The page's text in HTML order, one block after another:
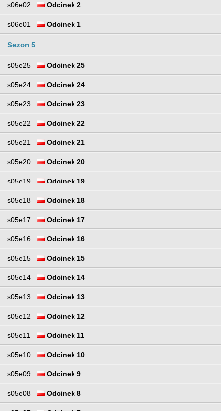
s06e02 Odcinek 2
s06e01 Odcinek 1
Sezon 5
s05e25 Odcinek 25
s05e24 Odcinek 24
s05e23 Odcinek 23
s05e22 Odcinek 22
s05e21 Odcinek 21
s05e20 Odcinek 20
s05e19 Odcinek 19
s05e18 Odcinek 18
s05e17 Odcinek 17
s05e16 Odcinek 16
s05e15 Odcinek 15
s05e14 Odcinek 14
s05e13 Odcinek 13
s05e12 Odcinek 12
s05e11 Odcinek 11
s05e10 Odcinek 10
s05e09 Odcinek 9
s05e08 Odcinek 8